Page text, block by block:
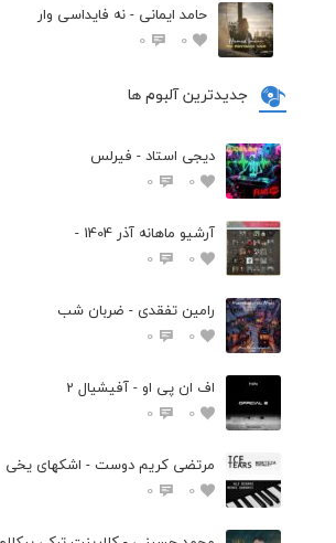
حامد ایمانی - نه فایداسی وار
0
0
جدیدترین آلبوم ها
دیجی استاد - فیرلس
0
0
آرشیو ماهانه آذر 1404 -
0
0
رامین تفقدی - ضربان شب
0
0
اف ان پی او - آفیشیال 2
0
0
مرتضی کریم دوست - اشکهای یخی
0
0